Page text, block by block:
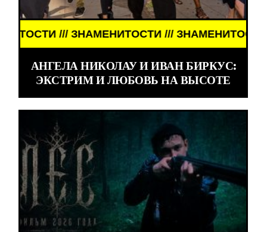
/// ЗНАМЕНИТОСТИ ///
АНГЕЛА НИКОЛАУ И ИВАН БИРКУС:
ЭКСТРИМ И ЛЮБОВЬ НА ВЫСОТЕ